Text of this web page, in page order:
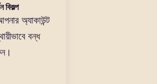
বিকল্প
অ্যাকাউন্ট
বন্ধ